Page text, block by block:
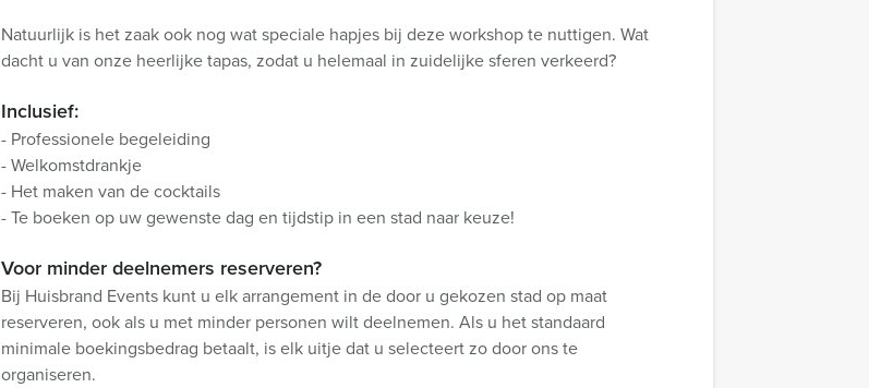
Natuurlijk is het zaak ook nog wat speciale hapjes bij deze workshop te nuttigen. Wat
dacht u van onze heerlijke tapas, zodat u helemaal in zuidelijke sferen verkeerd?
Inclusief:
- Professionele begeleiding
- Welkomstdrankje
- Het maken van de cocktails
- Te boeken op uw gewenste dag en tijdstip in een stad naar keuze!
Voor minder deelnemers reserveren?
Bij Huisbrand Events kunt u elk arrangement in de door u gekozen stad op maat
reserveren, ook als u met minder personen wilt deelnemen. Als u het standaard
minimale boekingsbedrag betaalt, is elk uitje dat u selecteert zo door ons te
organiseren.